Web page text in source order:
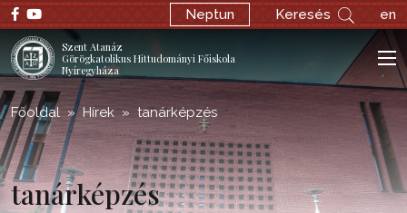
Neptun Keresés en
Szent Atanáz
Görögkatolikus Hittudományi Főiskola
Nyíregyháza
Főoldal Hírek tanárképzés
tanárképzés